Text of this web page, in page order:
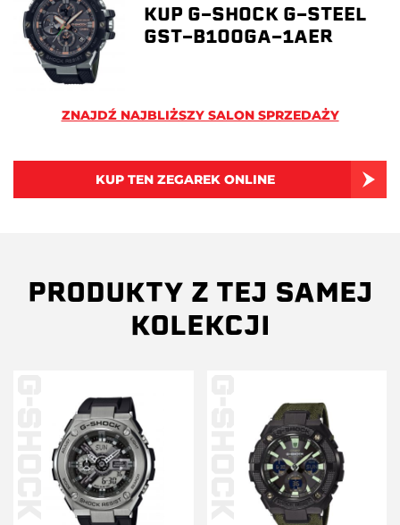
KUP G-SHOCK G-STEEL
GST-B100GA-1AER
ZNAJDŹ NAJBLIŻSZY SALON SPRZEDAŻY
KUP TEN ZEGAREK ONLINE
PRODUKTY Z TEJ SAMEJ
KOLEKCJI